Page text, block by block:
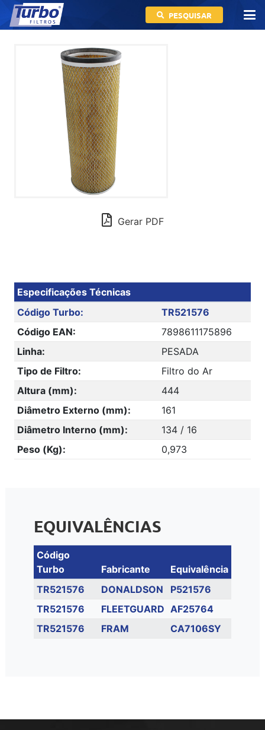
PESQUISAR
Gerar PDF
Especificações Técnicas
Código Turbo:
TR521576
Código EAN:
7898611175896
Linha:
PESADA
Tipo de Filtro:
Filtro do Ar
Altura (mm):
444
Diâmetro Externo (mm):
161
Diâmetro Interno (mm):
134 / 16
Peso (Kg):
0,973
EQUIVALÊNCIAS
Código
Turbo
Fabricante
Equivalência
TR521576
DONALDSON
P521576
TR521576
FLEETGUARD AF25764
TR521576
FRAM CA7106SY